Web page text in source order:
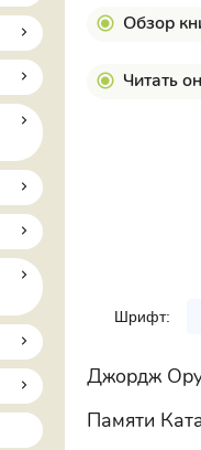
Обзор
Читать
Шрифт:
Джордж
Памяти